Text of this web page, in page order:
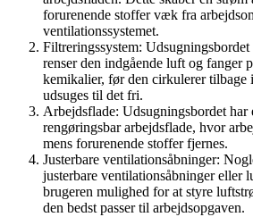
forurenende stoffer væk fra
ventilationssystemet.
Filtreringssystem:
renser den indgående luft og fanger
kemikalier, før den cirkulerer tilbage
udsuges til det fri.
Arbejdsflade: Udsugningsbordet har
rengøringsbar arbejdsflade, hvor
mens forurenende stoffer fjernes.
Justerbare ventilationsåbninger:
justerbare ventilationsåbninger eller
brugeren mulighed for at styre
den bedst passer til arbejdsopgaven.